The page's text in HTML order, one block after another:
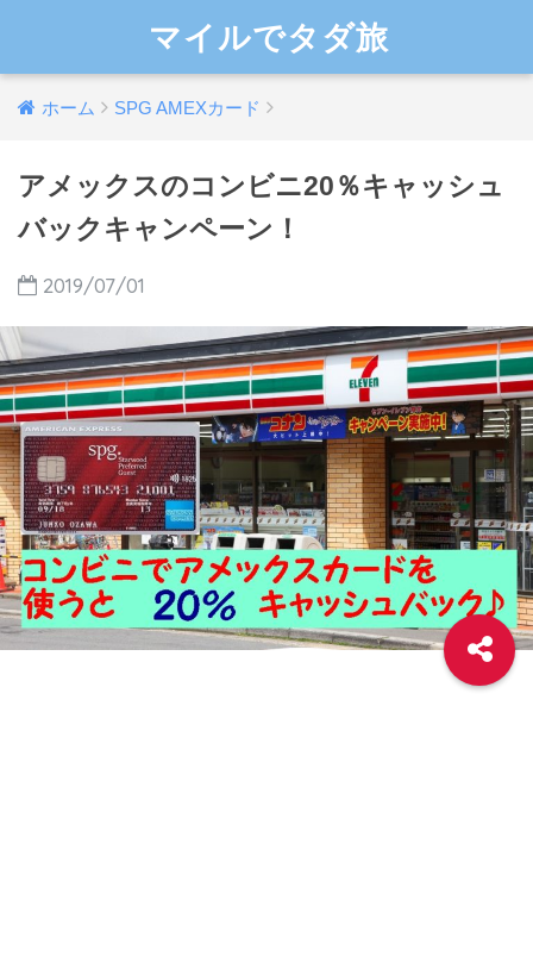
マイルでタダ旅
ホーム SPG AMEXカード
アメックスのコンビニ20％キャッシュ
バックキャンペーン！
2019/07/01